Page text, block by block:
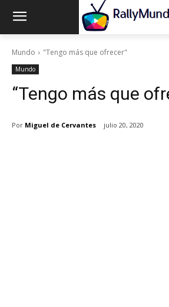
Mundo "Tengo más que ofrecer"
Mundo
“Tengo más que
Por Miguel de Cervantes julio 20, 2020